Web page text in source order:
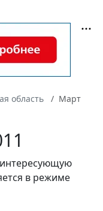
область
Март
интересующую
в режиме